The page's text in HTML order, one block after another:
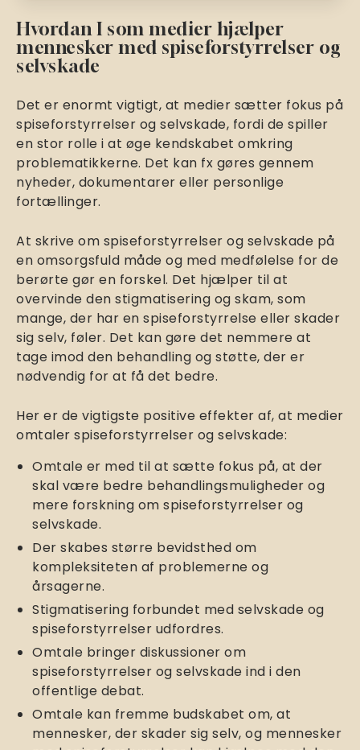
Hvordan I som medier hjælper
mennesker med spiseforstyrrelser og
selvskade
Det er enormt vigtigt, at medier sætter fokus på
spiseforstyrrelser og selvskade, fordi de spiller
en stor rolle i at øge kendskabet omkring
problematikkerne. Det kan fx gøres gennem
nyheder, dokumentarer eller personlige
fortællinger.
At skrive om spiseforstyrrelser og selvskade på
en omsorgsfuld måde og med medfølelse for de
berørte gør en forskel. Det hjælper til at
overvinde den stigmatisering og skam, som
mange, der har en spiseforstyrrelse eller skader
sig selv, føler. Det kan gøre det nemmere at
tage imod den behandling og støtte, der er
nødvendig for at få det bedre.
Her er de vigtigste positive effekter af, at medier
omtaler spiseforstyrrelser og selvskade:
Omtale er med til at sætte fokus på, at der
skal være bedre behandlingsmuligheder og
mere forskning om spiseforstyrrelser og
selvskade.
Der skabes større bevidsthed om
kompleksiteten af problemerne og
årsagerne.
Stigmatisering forbundet med selvskade og
spiseforstyrrelser udfordres.
Omtale bringer diskussioner om
spiseforstyrrelser og selvskade ind i den
offentlige debat.
Omtale kan fremme budskabet om, at
mennesker, der skader sig selv, og mennesker